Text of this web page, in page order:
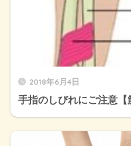
2018年6月4日
手指のしびれにご注意